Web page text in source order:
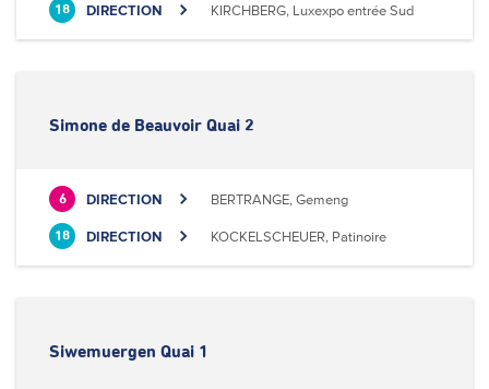
18 DIRECTION KIRCHBERG, Luxexpo entrée Sud
Simone de Beauvoir Quai 2
6 DIRECTION BERTRANGE, Gemeng
18 DIRECTION KOCKELSCHEUER, Patinoire
Siwemuergen Quai 1